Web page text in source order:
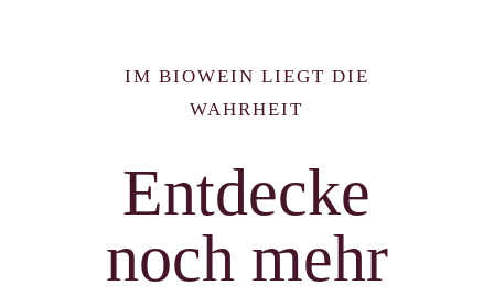
IM BIOWEIN LIEGT DIE
WAHRHEIT
Entdecke
noch mehr